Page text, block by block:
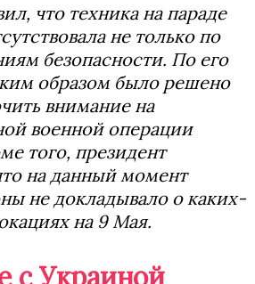
что техника на параде
не только по
безопасности. По его
образом было решено
внимание на
военной операции
того, президент
на данный момент
не докладывало о каких-
на 9 Мая.
с Украиной